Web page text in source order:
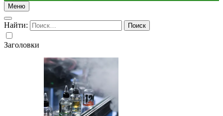
Меню
Найти:
Заголовки